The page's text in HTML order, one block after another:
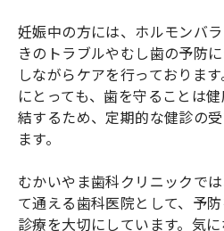
妊娠中の方には、ホルモンバ
きのトラブルやむし歯の予防
しながらケアを行っておりま
にとっても、歯を守ることは
結するため、定期的な健診の
ます。
むかいやま歯科クリニックで
て通える歯科医院として、予
診療を大切にしています。気